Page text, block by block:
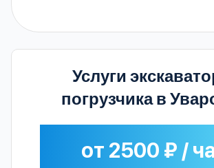
Услуги
погрузчика в
от 2500 ₽ /